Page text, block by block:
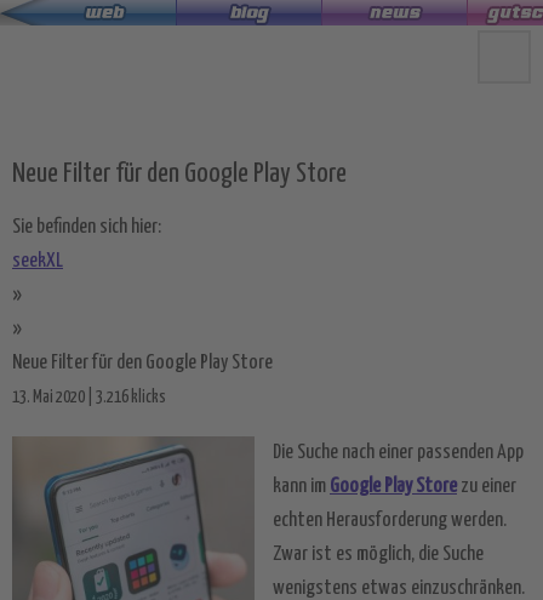
Zum
Neue Filter für den Google Play Store
Sie befinden sich hier:
seekXL
»
»
Neue Filter für den Google Play Store
13. Mai 2020 | 3.216 klicks
Die Suche nach einer passenden App
kann im Google Play Store zu einer
echten Herausforderung werden.
Zwar ist es möglich, die Suche
wenigstens etwas einzuschränken.